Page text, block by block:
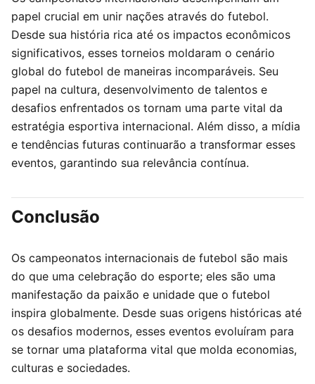
papel crucial em unir nações através do futebol.
Desde sua história rica até os impactos econômicos
significativos, esses torneios moldaram o cenário
global do futebol de maneiras incomparáveis. Seu
papel na cultura, desenvolvimento de talentos e
desafios enfrentados os tornam uma parte vital da
estratégia esportiva internacional. Além disso, a mídia
e tendências futuras continuarão a transformar esses
eventos, garantindo sua relevância contínua.
Conclusão
Os campeonatos internacionais de futebol são mais
do que uma celebração do esporte; eles são uma
manifestação da paixão e unidade que o futebol
inspira globalmente. Desde suas origens históricas até
os desafios modernos, esses eventos evoluíram para
se tornar uma plataforma vital que molda economias,
culturas e sociedades.